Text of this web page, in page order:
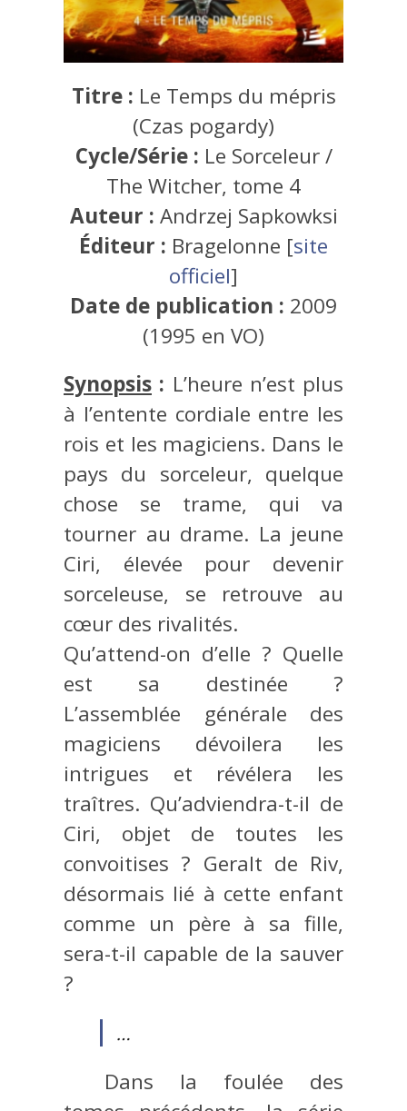
Titre : Le Temps du mépris
(Czas pogardy)
Cycle/Série : Le Sorceleur /
The Witcher, tome 4
Auteur : Andrzej Sapkowksi
Éditeur : Bragelonne [site
officiel]
Date de publication : 2009
(1995 en VO)
Synopsis : L’heure n’est plus
à l’entente cordiale entre les
rois et les magiciens. Dans le
pays du sorceleur, quelque
chose se trame, qui va
tourner au drame. La jeune
Ciri, élevée pour devenir
sorceleuse, se retrouve au
cœur des rivalités.
Qu’attend-on d’elle ? Quelle
est sa destinée ?
L’assemblée générale des
magiciens dévoilera les
intrigues et révélera les
traîtres. Qu’adviendra-t-il de
Ciri, objet de toutes les
convoitises ? Geralt de Riv,
désormais lié à cette enfant
comme un père à sa fille,
sera-t-il capable de la sauver
?
…
Dans la foulée des